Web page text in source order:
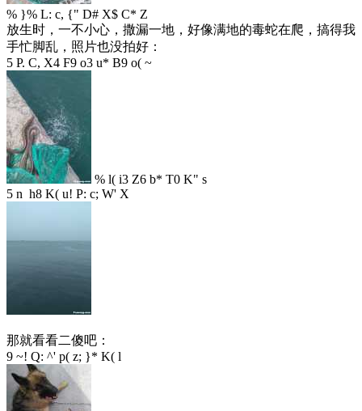
% }% L: c, {" D# X$ C* Z
放生时，一不小心，撒漏一地，好像满地的毒蛇在爬，搞得我
手忙脚乱，照片也没拍好：
5 P. C, X4 F9 o3 u* B9 o( ~
% l( i3 Z6 b* T0 K" s
5 n h8 K( u! P: c; W' X
那就看看二傻吧：
9 ~! Q: ^' p( z; }* K( l